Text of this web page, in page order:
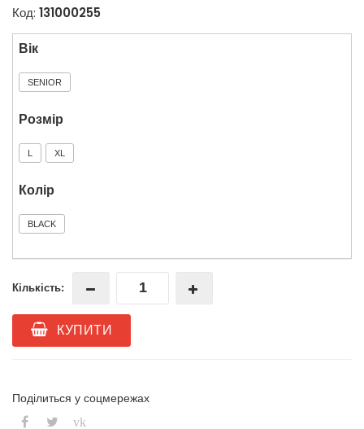
Код: 131000255
Вік
SENIOR
Розмір
L XL
Колір
BLACK
Кількість:
КУПИТИ
Поділиться у соцмережах
vk